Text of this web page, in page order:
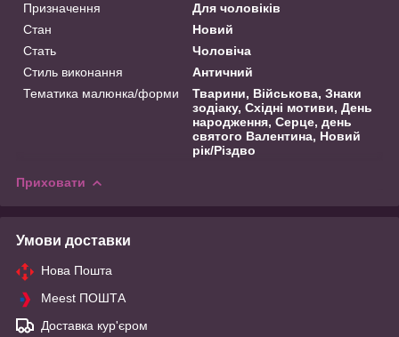
Призначення
Для чоловіків
Стан
Новий
Стать
Чоловіча
Стиль виконання
Античний
Тематика малюнка/форми
Тварини, Військова, Знаки
зодіаку, Східні мотиви, День
народження, Серце, день
святого Валентина, Новий
рік/Різдво
Приховати
Умови доставки
Нова Пошта
Meest ПОШТА
Доставка кур'єром